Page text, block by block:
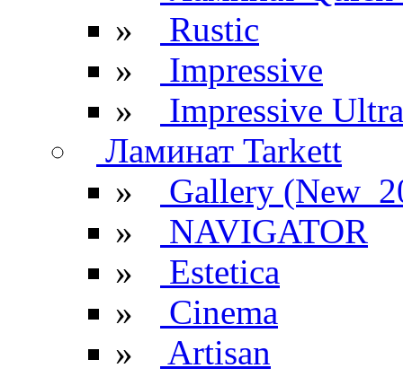
»
Rustic
»
Impressive
»
Impressive Ultra
Ламинат Tarkett
»
Gallery
»
NAVIGATOR
»
Estetica
»
Cinema
»
Artisan